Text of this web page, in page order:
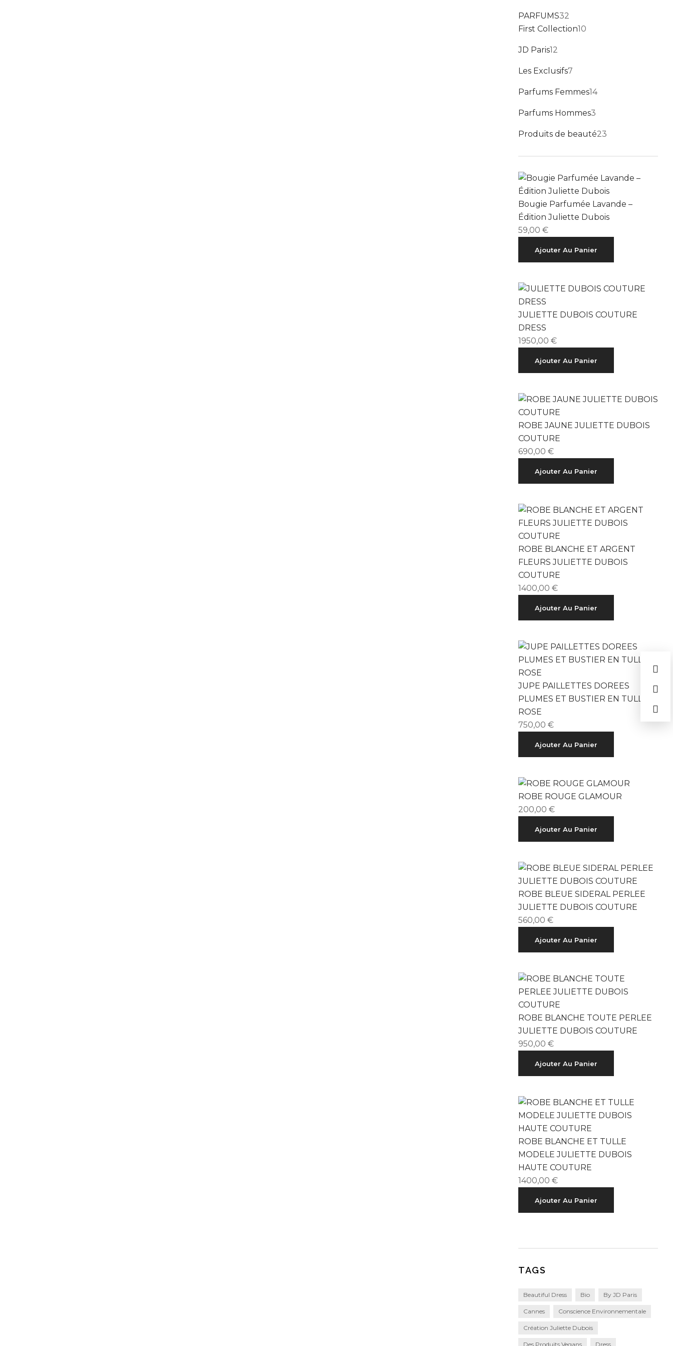
PARFUMS32
First Collection10
JD Paris12
Les Exclusifs7
Parfums Femmes1414 produits
Parfums Hommes3
Produits de beauté23
Bougie Parfumée Lavande –
Édition Juliette Dubois
59,00 €
Ajouter Au Panier
JULIETTE DUBOIS COUTURE
DRESS
1950,00 €
Ajouter Au Panier
ROBE JAUNE JULIETTE DUBOIS
COUTURE
690,00 €
Ajouter Au Panier
ROBE BLANCHE ET ARGENT
FLEURS JULIETTE DUBOIS
COUTURE
1400,00 €
Ajouter Au Panier
JUPE PAILLETTES DOREES
PLUMES ET BUSTIER EN TULLE
ROSE
750,00 €
Ajouter Au Panier
ROBE ROUGE GLAMOUR
200,00 €
Ajouter Au Panier
ROBE BLEUE SIDERAL PERLEE
JULIETTE DUBOIS COUTURE
560,00 €
Ajouter Au Panier
ROBE BLANCHE TOUTE PERLEE
JULIETTE DUBOIS COUTURE
950,00 €
Ajouter Au Panier
ROBE BLANCHE ET TULLE
MODELE JULIETTE DUBOIS
HAUTE COUTURE
1400,00 €
Ajouter Au Panier
TAGS
Beautiful Dress Bio By JD Paris
Cannes Conscience Environnementale
Création Juliette Dubois
Des Produits Vegans Dress